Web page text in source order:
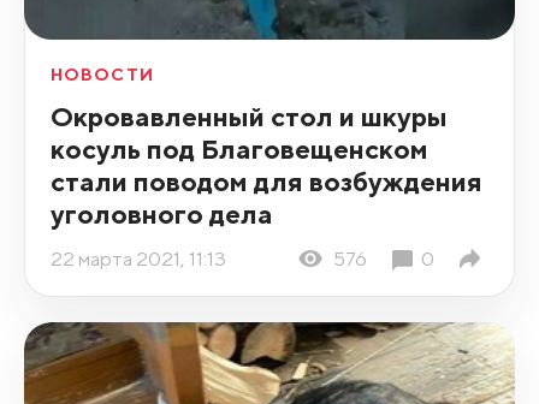
НОВОСТИ
Окровавленный стол и шкуры
косуль под Благовещенском
стали поводом для возбуждения
уголовного дела
22 марта 2021, 11:13 576 0